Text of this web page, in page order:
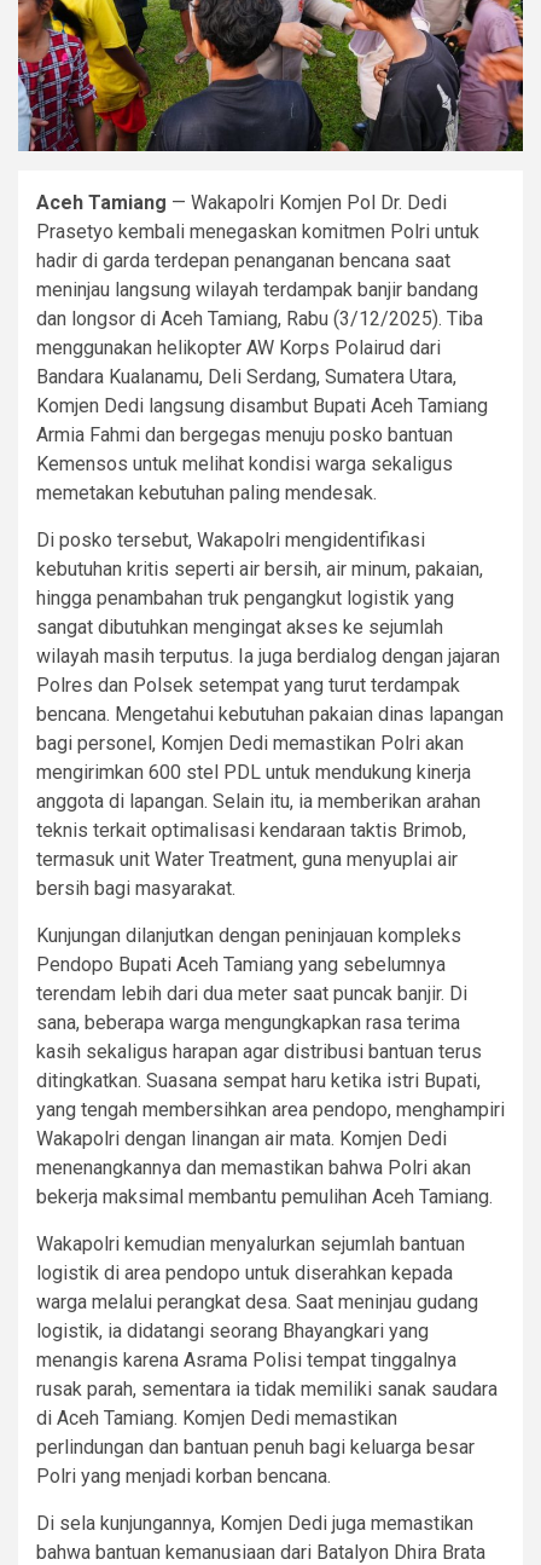
Aceh Tamiang — Wakapolri Komjen Pol Dr. Dedi
Prasetyo kembali menegaskan komitmen Polri untuk
hadir di garda terdepan penanganan bencana saat
meninjau langsung wilayah terdampak banjir bandang
dan longsor di Aceh Tamiang, Rabu (3/12/2025). Tiba
menggunakan helikopter AW Korps Polairud dari
Bandara Kualanamu, Deli Serdang, Sumatera Utara,
Komjen Dedi langsung disambut Bupati Aceh Tamiang
Armia Fahmi dan bergegas menuju posko bantuan
Kemensos untuk melihat kondisi warga sekaligus
memetakan kebutuhan paling mendesak.
Di posko tersebut, Wakapolri mengidentifikasi
kebutuhan kritis seperti air bersih, air minum, pakaian,
hingga penambahan truk pengangkut logistik yang
sangat dibutuhkan mengingat akses ke sejumlah
wilayah masih terputus. Ia juga berdialog dengan jajaran
Polres dan Polsek setempat yang turut terdampak
bencana. Mengetahui kebutuhan pakaian dinas lapangan
bagi personel, Komjen Dedi memastikan Polri akan
mengirimkan 600 stel PDL untuk mendukung kinerja
anggota di lapangan. Selain itu, ia memberikan arahan
teknis terkait optimalisasi kendaraan taktis Brimob,
termasuk unit Water Treatment, guna menyuplai air
bersih bagi masyarakat.
Kunjungan dilanjutkan dengan peninjauan kompleks
Pendopo Bupati Aceh Tamiang yang sebelumnya
terendam lebih dari dua meter saat puncak banjir. Di
sana, beberapa warga mengungkapkan rasa terima
kasih sekaligus harapan agar distribusi bantuan terus
ditingkatkan. Suasana sempat haru ketika istri Bupati,
yang tengah membersihkan area pendopo, menghampiri
Wakapolri dengan linangan air mata. Komjen Dedi
menenangkannya dan memastikan bahwa Polri akan
bekerja maksimal membantu pemulihan Aceh Tamiang.
Wakapolri kemudian menyalurkan sejumlah bantuan
logistik di area pendopo untuk diserahkan kepada
warga melalui perangkat desa. Saat meninjau gudang
logistik, ia didatangi seorang Bhayangkari yang
menangis karena Asrama Polisi tempat tinggalnya
rusak parah, sementara ia tidak memiliki sanak saudara
di Aceh Tamiang. Komjen Dedi memastikan
perlindungan dan bantuan penuh bagi keluarga besar
Polri yang menjadi korban bencana.
Di sela kunjungannya, Komjen Dedi juga memastikan
bahwa bantuan kemanusiaan dari Batalyon Dhira Brata